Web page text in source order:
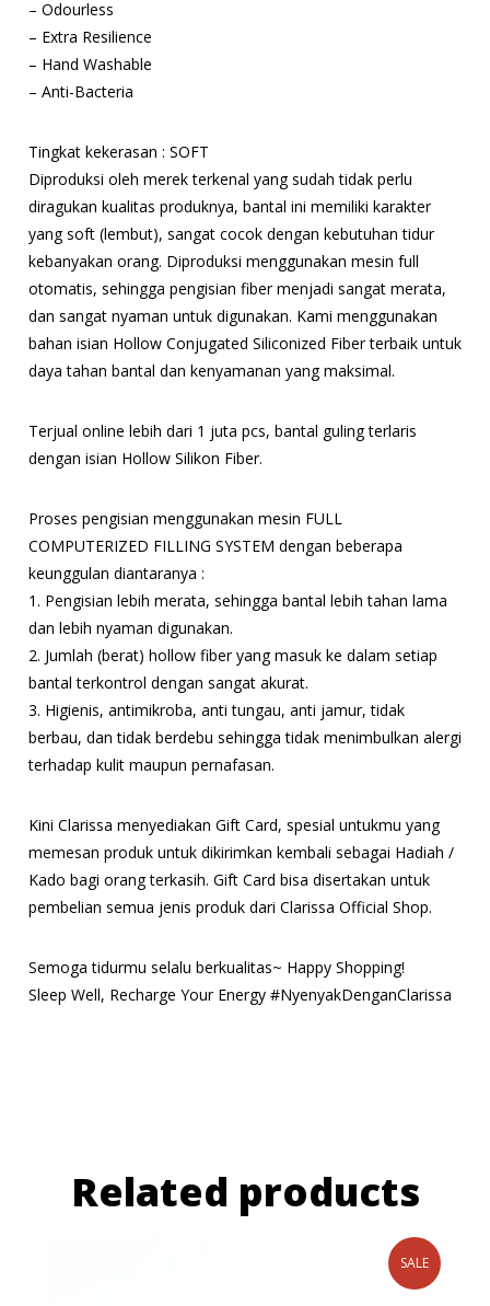
– Odourless
– Extra Resilience
– Hand Washable
– Anti-Bacteria
Tingkat kekerasan : SOFT
Diproduksi oleh merek terkenal yang sudah tidak perlu
diragukan kualitas produknya, bantal ini memiliki karakter
yang soft (lembut), sangat cocok dengan kebutuhan tidur
kebanyakan orang. Diproduksi menggunakan mesin full
otomatis, sehingga pengisian fiber menjadi sangat merata,
dan sangat nyaman untuk digunakan. Kami menggunakan
bahan isian Hollow Conjugated Siliconized Fiber terbaik untuk
daya tahan bantal dan kenyamanan yang maksimal.
Terjual online lebih dari 1 juta pcs, bantal guling terlaris
dengan isian Hollow Silikon Fiber.
Proses pengisian menggunakan mesin FULL
COMPUTERIZED FILLING SYSTEM dengan beberapa
keunggulan diantaranya :
1. Pengisian lebih merata, sehingga bantal lebih tahan lama
dan lebih nyaman digunakan.
2. Jumlah (berat) hollow fiber yang masuk ke dalam setiap
bantal terkontrol dengan sangat akurat.
3. Higienis, antimikroba, anti tungau, anti jamur, tidak
berbau, dan tidak berdebu sehingga tidak menimbulkan alergi
terhadap kulit maupun pernafasan.
Kini Clarissa menyediakan Gift Card, spesial untukmu yang
memesan produk untuk dikirimkan kembali sebagai Hadiah /
Kado bagi orang terkasih. Gift Card bisa disertakan untuk
pembelian semua jenis produk dari Clarissa Official Shop.
Semoga tidurmu selalu berkualitas~ Happy Shopping!
Sleep Well, Recharge Your Energy #NyenyakDenganClarissa
Related products
SALE